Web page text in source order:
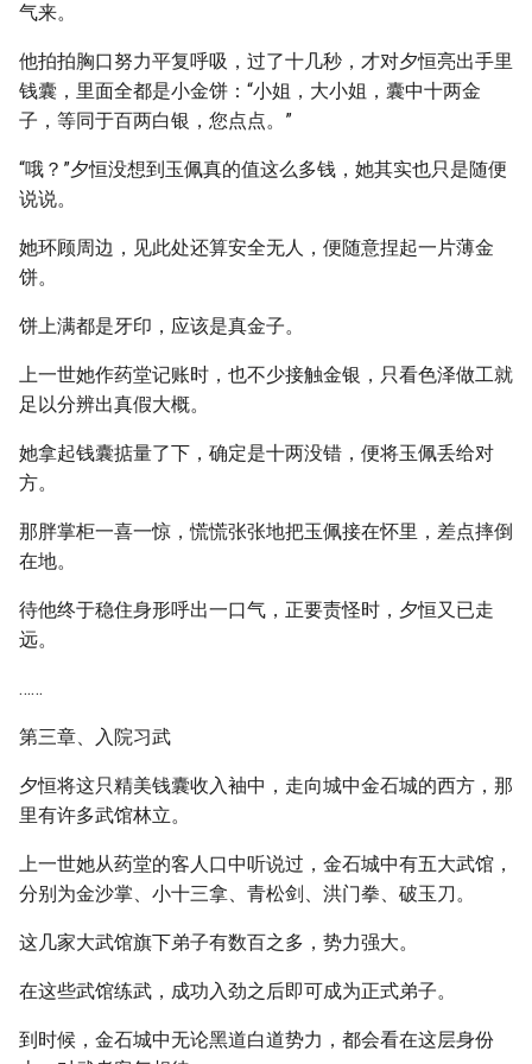
气来。
他拍拍胸口努力平复呼吸，过了十几秒，才对夕恒亮出手里
钱囊，里面全都是小金饼：“小姐，大小姐，囊中十两金
子，等同于百两白银，您点点。”
“哦？”夕恒没想到玉佩真的值这么多钱，她其实也只是随便
说说。
她环顾周边，见此处还算安全无人，便随意捏起一片薄金
饼。
饼上满都是牙印，应该是真金子。
上一世她作药堂记账时，也不少接触金银，只看色泽做工就
足以分辨出真假大概。
她拿起钱囊掂量了下，确定是十两没错，便将玉佩丢给对
方。
那胖掌柜一喜一惊，慌慌张张地把玉佩接在怀里，差点摔倒
在地。
待他终于稳住身形呼出一口气，正要责怪时，夕恒又已走
远。
……
第三章、入院习武
夕恒将这只精美钱囊收入袖中，走向城中金石城的西方，那
里有许多武馆林立。
上一世她从药堂的客人口中听说过，金石城中有五大武馆，
分别为金沙掌、小十三拿、青松剑、洪门拳、破玉刀。
这几家大武馆旗下弟子有数百之多，势力强大。
在这些武馆练武，成功入劲之后即可成为正式弟子。
到时候，金石城中无论黑道白道势力，都会看在这层身份